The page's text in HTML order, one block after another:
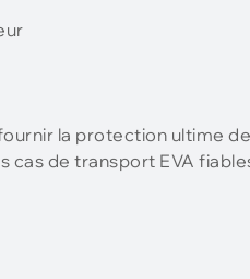
la protection ultime
cas de transport EVA